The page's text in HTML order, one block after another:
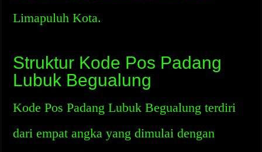
Limapuluh Kota.
Struktur Kode Pos Padang
Lubuk Begualung
Kode Pos Padang Lubuk Begualung terdiri
dari empat angka yang dimulai dengan